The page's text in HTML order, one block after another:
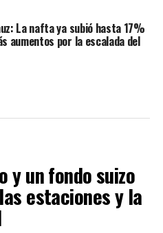
La nafta ya subió hasta 17%
aumentos por la escalada del
y un fondo suizo
estaciones y la